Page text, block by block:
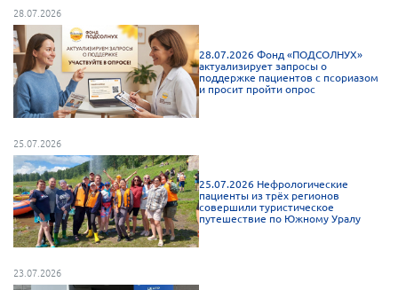
Исследования, аналитика, мнения
Всероссийская онлайн конференция
"Рассеянный склероз. XX лет работы
ОООИБРС" (25-29.08.2020)
Всероссийская конференция-тренинг
29.05.2022)
Общероссийская РС
Алтайский край
28.07.2026
28.07.2026 Фонд «ПОДСОЛНУХ»
актуализирует запросы о
поддержке пациентов с псориазом
и просит пройти опрос
25.07.2026
25.07.2026 Нефрологические
пациенты из трёх регионов
совершили туристическое
путешествие по Южному Уралу
23.07.2026